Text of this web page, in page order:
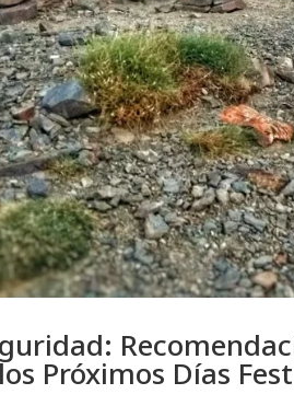
Próximos Días